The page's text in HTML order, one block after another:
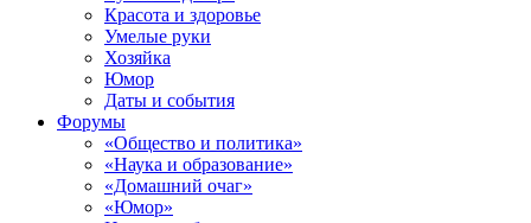
Красота и здоровье
Умелые руки
Хозяйка
Юмор
Даты и события
Форумы
«Общество и политика»
«Наука и образование»
«Домашний очаг»
«Юмор»